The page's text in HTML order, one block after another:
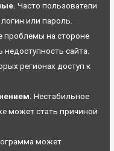
Часто пользователи
или пароль.
проблемы на стороне
сайта.
регионах доступ к
Нестабильное
может стать причиной
может